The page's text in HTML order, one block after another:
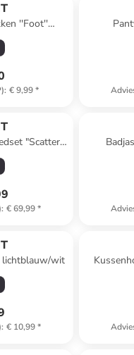
''Foot''
: € 9,99*
"Scatter"
: € 69,99*
lichtblauw/wit
: € 10,99*